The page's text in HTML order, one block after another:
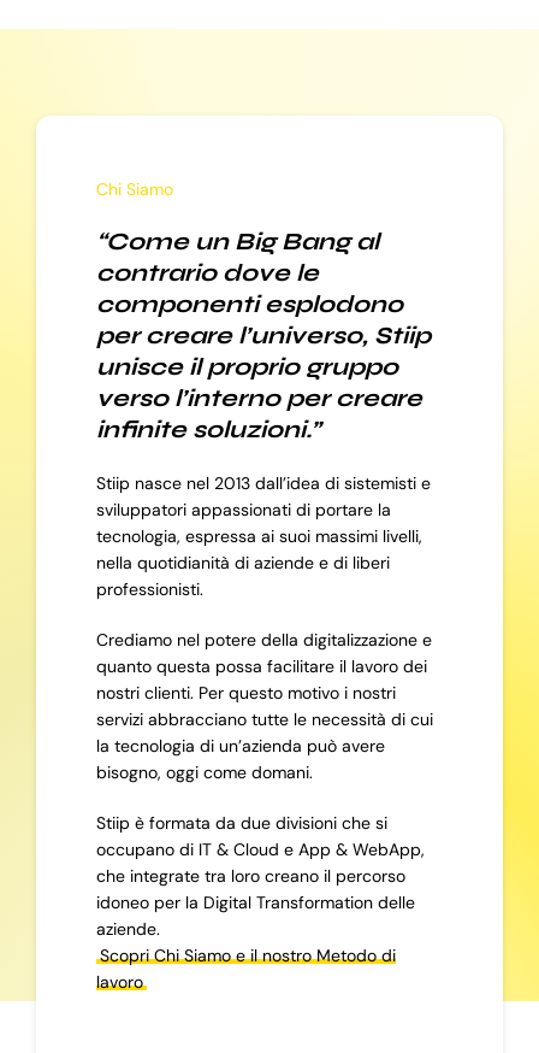
Chi Siamo
“Come un Big Bang al
contrario dove le
componenti esplodono
per creare l’universo, Stiip
unisce il proprio gruppo
verso l’interno per creare
infinite soluzioni.”
Stiip nasce nel 2013 dall’idea di sistemisti e
sviluppatori appassionati di portare la
tecnologia, espressa ai suoi massimi livelli,
nella quotidianità di aziende e di liberi
professionisti.
Crediamo nel potere della digitalizzazione e
quanto questa possa facilitare il lavoro dei
nostri clienti. Per questo motivo i nostri
servizi abbracciano tutte le necessità di cui
la tecnologia di un’azienda può avere
bisogno, oggi come domani.
Stiip è formata da due divisioni che si
occupano di IT & Cloud e App & WebApp,
che integrate tra loro creano il percorso
idoneo per la Digital Transformation delle
aziende.
Scopri Chi Siamo e il nostro Metodo di
lavoro